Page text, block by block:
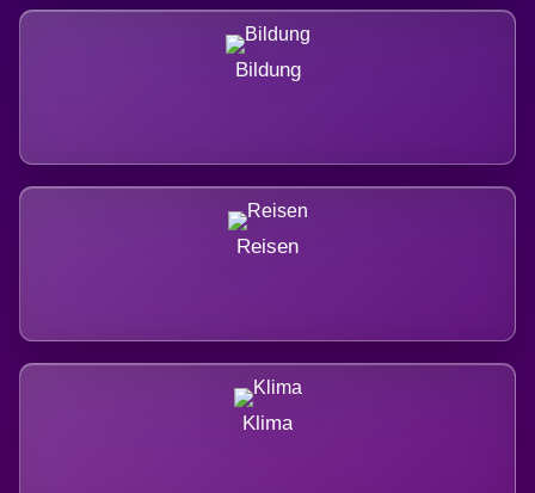
Bildung
Reisen
Klima